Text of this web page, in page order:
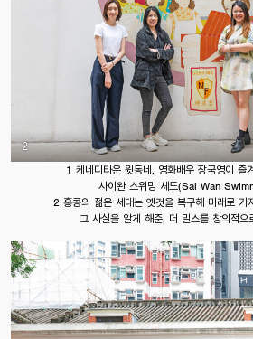
2
1 케네디타운 윗동네, 영화배우 장국영이 즐
사이완 스위밍 셰드(Sai Wan
2 홍콩의 젊은 세대는 옛것을 복구해 미래로 가
그 사실을 알게 해준, 더 밀스를 창의적으